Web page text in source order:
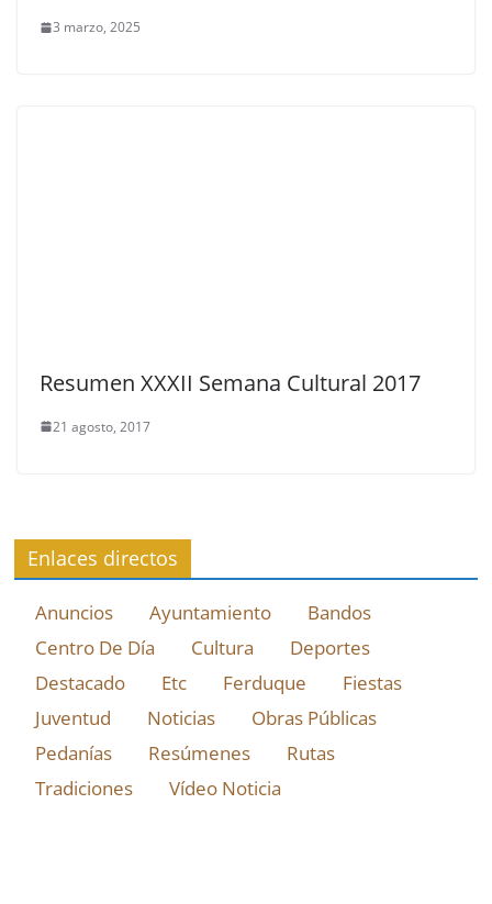
3 marzo, 2025
Resumen XXXII Semana Cultural 2017
21 agosto, 2017
Enlaces directos
Anuncios Ayuntamiento
Bandos
Centro De Día
Cultura
Deportes
Destacado
Etc Ferduque
Fiestas
Juventud
Noticias
Obras Públicas
Pedanías
Resúmenes
Rutas
Tradiciones
Vídeo Noticia